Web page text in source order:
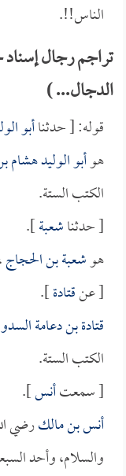
الناس!!.
تراجم رجال
الدجال... )
قوله: [ حدثناأبو
هوأبو الوليد هشام
الكتب الستة.
[ حدثناشعبة].
هوشعبة بن الحجاج
[ عنقتادة].
قتادة بن دعامة
الكتب الستة.
[ سمعتأنس].
أنس بن مالكرضي
والسلام، وأحد